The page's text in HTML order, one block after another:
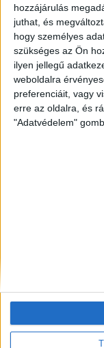
hozzájárulás
juthat, és
hogy személyes
szükséges az Ön
ilyen jellegű
weboldalra
preferenciáit, vagy
erre az oldalra, és
"Adatvédelem"
ZÖLDINFÓ
A
ZÖLDINFÓ
Egyre
ZÖLDINFÓ